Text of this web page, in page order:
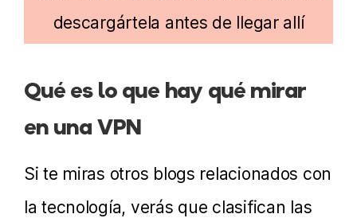
descargártela antes de llegar allí
Qué es lo que hay qué mirar
en una VPN
Si te miras otros blogs relacionados con
la tecnología, verás que clasifican las